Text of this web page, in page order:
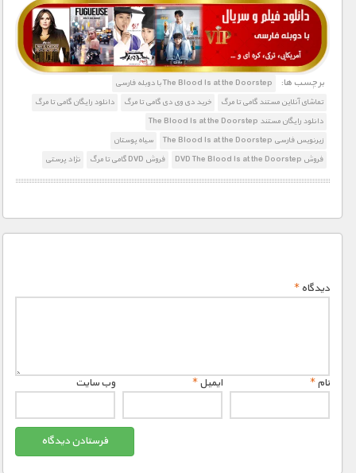
1900 تومان – دانلود قسمت 1 (افزودن به سبد خريد)
1900 تومان – دانلود قسمت 2 (افزودن به سبد خريد)
برچسب ها:
The Blood Is at the Doorstep با دوبله فارسی
تماشای آنلاین مستند گامی تا مرگ
خرید دی وی دی گامی تا مرگ
دانلود رایگان گامی تا مرگ
دانلود رایگان مستند The Blood Is at the Doorstep
زیرنویس فارسی The Blood Is at the Doorstep
سیاه پوستان
فروش DVD The Blood Is at the Doorstep
فروش DVD گامی تا مرگ نژاد پرستی
دیدگاه*
نام* ایمیل* وب‌ سایت